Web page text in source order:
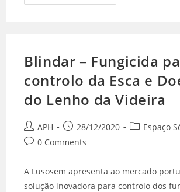
Blindar – Fungicida
controlo da Esca e
do Lenho da Videira
APH 28/12/2020
Espaço
0 Comments
A Lusosem apresenta ao mercado
solução inovadora para controlo dos